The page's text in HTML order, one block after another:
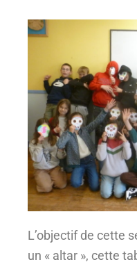
L’objectif de cette
un « altar », cette